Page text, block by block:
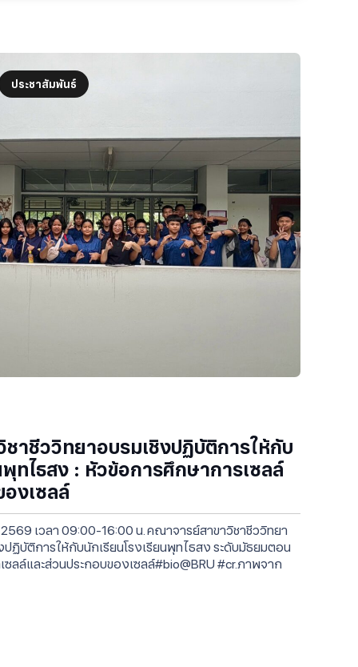
ประชาสัมพันธ์
าชีววิทยาอบรมเชิงปฏิบัติการให้กับ
พุทไธสง : หัวข้อการศึกษาการเซลล์
องเซลล์
เวลา 09:00-16:00 น. คณาจารย์สาขาวิชาชีววิทยา
ฏิบัติการให้กับนักเรียนโรงเรียนพุทไธสง ระดับมัธยมตอน
ลล์และส่วนประกอบของเซลล์#bio@BRU #cr.ภาพจาก